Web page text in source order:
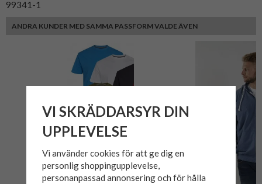
99341-1
ANDRA KUNDER MED SAMMA PASSFORM VALDE ÄVEN
VI SKRÄDDARSYR DIN
UPPLEVELSE
Vi använder cookies för att ge dig en
personlig shoppingupplevelse,
personanpassad annonsering och för hålla